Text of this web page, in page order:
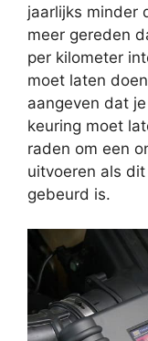
jaarlijks minder
meer gereden
per kilometer
moet laten
aangeven dat
keuring moet
raden om een
uitvoeren als
gebeurd is.